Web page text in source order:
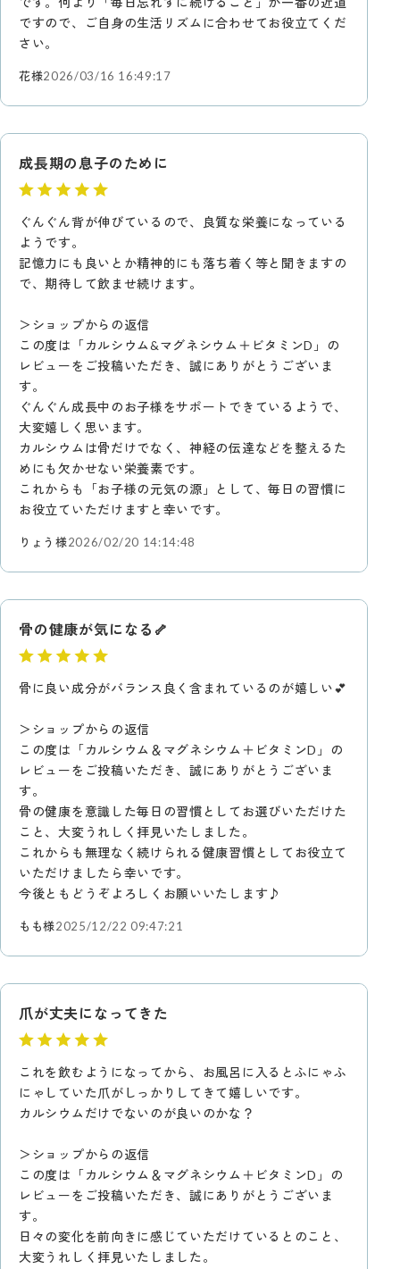
ですので、ご自身の生活リズムに合わせてお役立てくだ
さい。
花様2026/03/16 16:49:17
成長期の息子のために
ぐんぐん背が伸びているので、良質な栄養になっている
ようです。
記憶力にも良いとか精神的にも落ち着く等と聞きますの
で、期待して飲ませ続けます。
＞ショップからの返信
この度は「カルシウム&マグネシウム＋ビタミンD」の
レビューをご投稿いただき、誠にありがとうございま
す。
ぐんぐん成長中のお子様をサポートできているようで、
大変嬉しく思います。
カルシウムは骨だけでなく、神経の伝達などを整えるた
めにも欠かせない栄養素です。
これからも「お子様の元気の源」として、毎日の習慣に
お役立ていただけますと幸いです。
りょう様2026/02/20 14:14:48
骨の健康が気になる🦴
骨に良い成分がバランス良く含まれているのが嬉しい💕
＞ショップからの返信
この度は「カルシウム＆マグネシウム＋ビタミンD」の
レビューをご投稿いただき、誠にありがとうございま
す。
骨の健康を意識した毎日の習慣としてお選びいただけた
こと、大変うれしく拝見いたしました。
これからも無理なく続けられる健康習慣としてお役立て
いただけましたら幸いです。
今後ともどうぞよろしくお願いいたします♪
もも様2025/12/22 09:47:21
爪が丈夫になってきた
これを飲むようになってから、お風呂に入るとふにゃふ
にゃしていた爪がしっかりしてきて嬉しいです。
カルシウムだけでないのが良いのかな？
＞ショップからの返信
この度は「カルシウム＆マグネシウム＋ビタミンD」の
レビューをご投稿いただき、誠にありがとうございま
す。
日々の変化を前向きに感じていただけているとのこと、
大変うれしく拝見いたしました。